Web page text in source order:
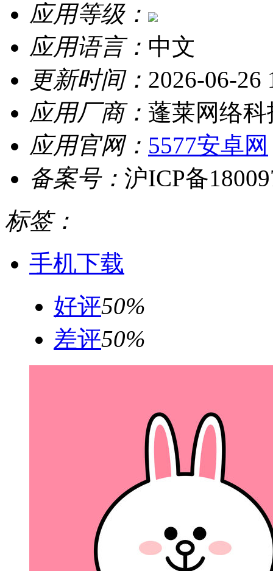
应用等级：
应用语言： 中文
更新时间： 2026-06-26
应用厂商： 蓬莱网络
应用官网： 5577安卓网
备案号： 沪ICP备
标签：
手机下载
好评50%
差评50%